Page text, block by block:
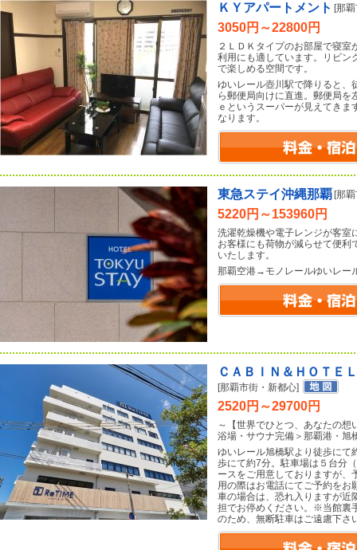
ＫＹアパートメント [那
3050円～22800円
２ＬＤＫタイプのお部屋で寝
利用にも適しています。リビン
で楽しめる空間です。
ゆいレール壺川駅で降りると、
ら郵便局向けに直進。郵便局
ｅというスーパーが見えてき
なります。
東急ステイ沖縄那覇 [那
5220円～153960円
洗濯乾燥機や電子レンジが客室
お客様にも荷物が減らせて便利
いたします。
那覇空港→モノレールゆいレー
ＣＡＢＩＮ＆ＨＯＴＥ
[那覇市街・新都心]
2520円～29700円
～【世界でひとつ、あなたの
浴場・サウナ完備＞那覇港・旭
ゆいレール旭橋駅より徒歩にて
歩にて約7分。駐車場は５台分
ースをご用意しておりますが、
用の際はお電話にてご予約をお
車の場合は、恐れ入りますが近
担でお停めください。※当館裏
のため、無断駐車はご遠慮下さ